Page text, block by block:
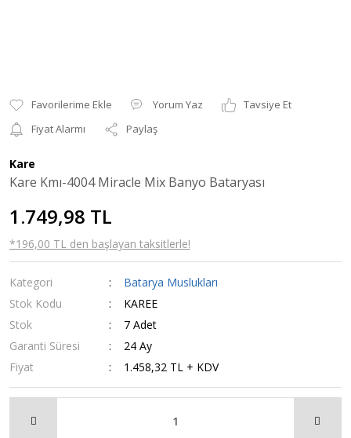
Yorum Yaz
Tavsiye Et
Fiyat Alarmı
Paylaş
Kare
Kare Kmı-4004 Miracle Mix Banyo Bataryası
1.749,98 TL
*196,00 TL den başlayan taksitlerle!
Kategori
Batarya Muslukları
Stok Kodu
KAREE
Stok
7 Adet
Garanti Süresi
24 Ay
Fiyat
1.458,32 TL + KDV